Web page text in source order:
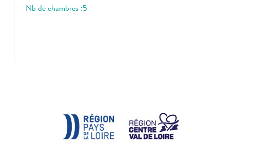
Nb de chambres :5